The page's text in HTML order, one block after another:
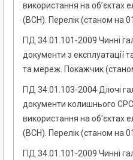
використання на об’єктах
(ВСН). Перелік (станом на
ГІД 34.01.101-2009 Чинні
документи з експлуатації
та мереж. Покажчик
ГІД 34.01.103-2004 Діючі
документи колишнього
використання на об’єктах
(ВСН). Перелік (станом на
ГІД 34.01.101-2009 Чинні